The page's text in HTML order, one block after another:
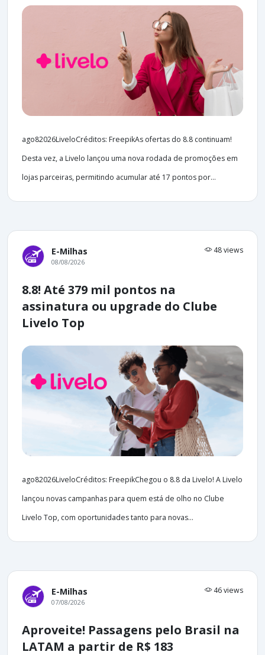
ago82026LiveloCréditos: FreepikAs ofertas do 8.8 continuam!
Desta vez, a Livelo lançou uma nova rodada de promoções em
lojas parceiras, permitindo acumular até 17 pontos por...
E-Milhas 48 views
08/08/2026
8.8! Até 379 mil pontos na
assinatura ou upgrade do Clube
Livelo Top
ago82026LiveloCréditos: FreepikChegou o 8.8 da Livelo! A Livelo
lançou novas campanhas para quem está de olho no Clube
Livelo Top, com oportunidades tanto para novas...
E-Milhas 46 views
07/08/2026
Aproveite! Passagens pelo Brasil na
LATAM a partir de R$ 183